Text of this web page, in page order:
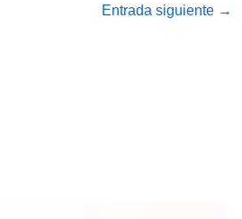
Entrada siguiente →